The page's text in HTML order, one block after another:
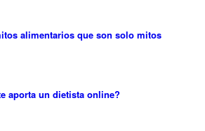
alimentarios que son solo mitos
aporta un dietista online?